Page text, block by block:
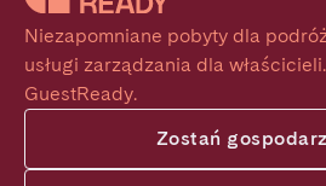
Niezapomniane pobyty dla
usługi zarządzania dla
GuestReady.
Zostań